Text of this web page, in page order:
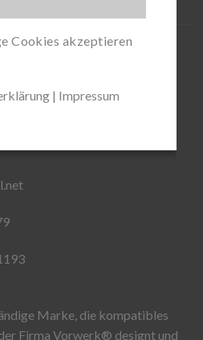
Marke, die kompatibles
Firma Vorwerk®️ designt und
Cookies akzeptieren
| Impressum